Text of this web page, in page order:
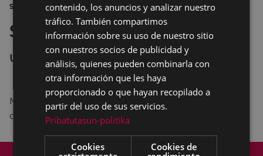
SANJUANAK JUEGOS DE CUADRILLAS
San Juan city secrets
UNTZAGA
Macro-ginkana para cuadrillas por la localidad a
cargo de Itzamna.
Mapa del Sitio
Aviso legal
SPANISH
contenido, los anuncios y analizar nuestro
tráfico. También compartimos
información sobre su uso de nuestro sitio
con nuestros socios de publicidad y
análisis, quienes pueden combinarla con
otra información que les haya
proporcionado o que hayan recopilado a
partir del uso de sus servicios.
Pribatutasun-politika
Cookies
Cookies de